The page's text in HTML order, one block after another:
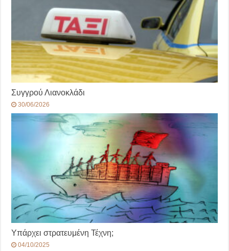
Συγγρού Λιανοκλάδι
30/06/2026
Υπάρχει στρατευμένη Τέχνη;
04/10/2025